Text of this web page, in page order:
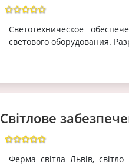
Светотехническое
светового оборудования.
Світлове
Ферма світла Львів,